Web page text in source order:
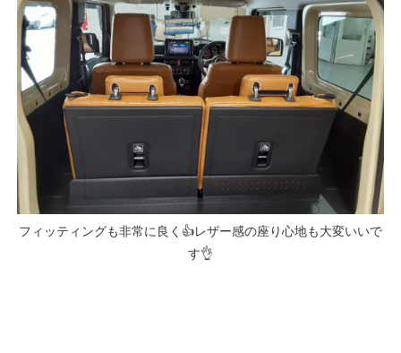
フィッティングも非常に良く👍レザー感の座り心地も大変いいで
す👌